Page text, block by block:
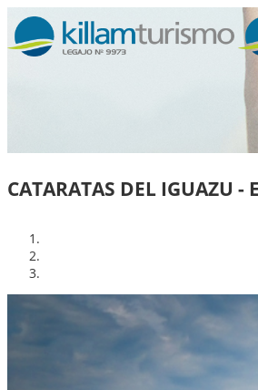
CATARATAS DEL IGUAZU -